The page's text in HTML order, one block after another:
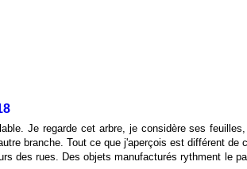
Je regarde cet arbre, je considère ses
branche. Tout ce que j'aperçois est différent de
des rues. Des objets manufacturés rythment le